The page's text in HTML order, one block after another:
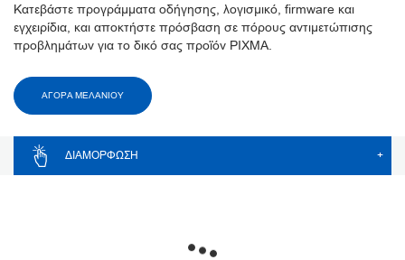
Κατεβάστε προγράμματα οδήγησης, λογισμικό, firmware και
εγχειρίδια, και αποκτήστε πρόσβαση σε πόρους αντιμετώπισης
προβλημάτων για το δικό σας προϊόν PIXMA.
ΑΓΟΡΑ ΜΕΛΑΝΙΟΥ
ΔΙΑΜΌΡΦΩΣΗ +